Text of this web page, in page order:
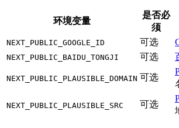
环境变量
是否必
须
NEXT_PUBLIC_GOOGLE_ID 可选
NEXT_PUBLIC_BAIDU_TONGJI 可选
NEXT_PUBLIC_PLAUSIBLE_DOMAIN 可选
NEXT_PUBLIC_PLAUSIBLE_SRC 可选